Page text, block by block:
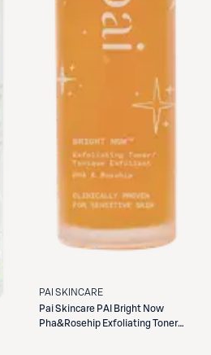
PAI SKINCARE
Pai Skincare PAI Bright Now
Pha&Rosehip Exfoliating Toner